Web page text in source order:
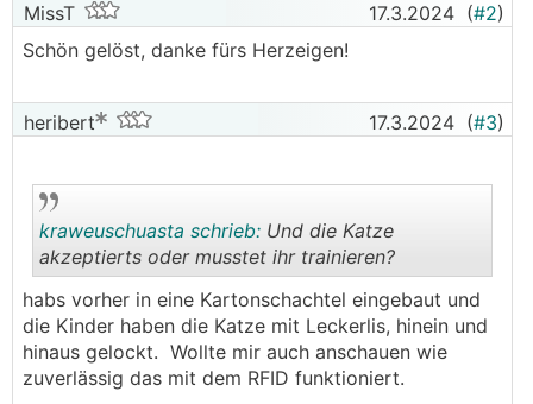
MissT 17.3.2024 (#2)
Schön gelöst, danke fürs Herzeigen!
heribert 17.3.2024 (#3)
..
kraweuschuasta schrieb: Und die Katze
akzeptierts oder musstet ihr trainieren?
habs vorher in eine Kartonschachtel eingebaut und
die Kinder haben die Katze mit Leckerlis, hinein und
hinaus gelockt. Wollte mir auch anschauen wie
zuverlässig das mit dem RFID funktioniert.